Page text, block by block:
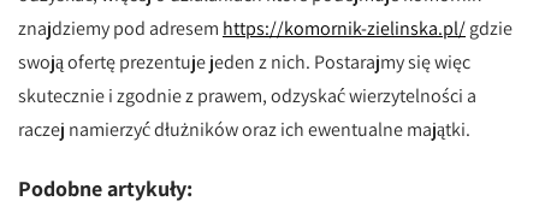
znajdziemy pod adresem https://komornik-zielinska.pl/gdzie
swoją ofertę prezentuje jeden z nich. Postarajmy się więc
skutecznie i zgodnie z prawem, odzyskać wierzytelności a
raczej namierzyć dłużników oraz ich ewentualne majątki.
Podobne artykuły: